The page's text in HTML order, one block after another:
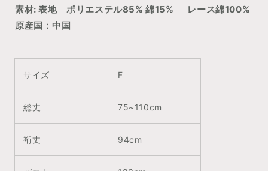
素材: 表地 ポリエステル85% 綿15% レース綿100%
原産国：中国
サイズ F
総丈 75~110cm
裄丈 94cm